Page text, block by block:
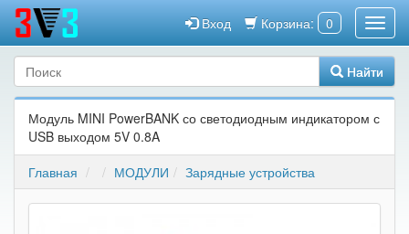
Корзина: 0
Вход
Найти
Модуль MINI PowerBANK со светодиодным индикатором с
USB выходом 5V 0.8A
Главная
МОДУЛИ Зарядные устройства